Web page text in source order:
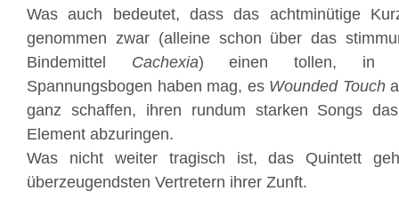
Was auch bedeutet, dass das achtminütige
genommen zwar (alleine schon über das
Bindemittel Cachexia) einen tollen, in
Spannungsbogen haben mag, es Wounded Touch
ganz schaffen, ihren rundum starken Songs
Element abzuringen.
Was nicht weiter tragisch ist, das Quintett
überzeugendsten Vertretern ihrer Zunft.